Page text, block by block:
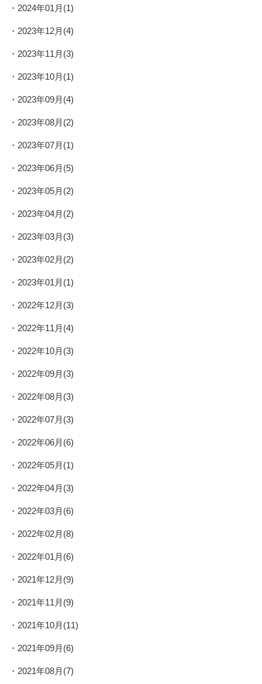
2024年01月(1)
2023年12月(4)
2023年11月(3)
2023年10月(1)
2023年09月(4)
2023年08月(2)
2023年07月(1)
2023年06月(5)
2023年05月(2)
2023年04月(2)
2023年03月(3)
2023年02月(2)
2023年01月(1)
2022年12月(3)
2022年11月(4)
2022年10月(3)
2022年09月(3)
2022年08月(3)
2022年07月(3)
2022年06月(6)
2022年05月(1)
2022年04月(3)
2022年03月(6)
2022年02月(8)
2022年01月(6)
2021年12月(9)
2021年11月(9)
2021年10月(11)
2021年09月(6)
2021年08月(7)